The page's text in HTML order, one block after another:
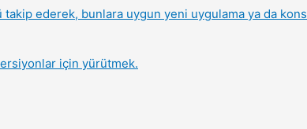
ederek, bunlara uygun yeni uygulama ya da
için yürütmek.